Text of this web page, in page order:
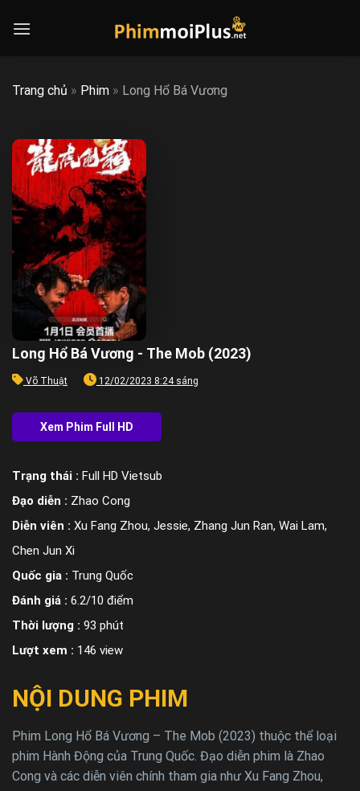
Trang chủ » Phim » Long Hổ Bá Vương
Long Hổ Bá Vương - The Mob (2023)
Võ Thuật 12/02/2023 8:24 sáng
Trạng thái : Full HD Vietsub
Đạo diễn : Zhao Cong
Diễn viên : Xu Fang Zhou, Jessie, Zhang Jun Ran, Wai Lam,
Chen Jun Xi
Quốc gia : Trung Quốc
Đánh giá : 6.2/10 điểm
Thời lượng : 93 phút
Lượt xem : 146 view
NỘI DUNG PHIM
Phim Long Hổ Bá Vương – The Mob (2023) thuộc thể loại
phim Hành Động của Trung Quốc. Đạo diễn phim là Zhao
Cong và các diễn viên chính tham gia như Xu Fang Zhou,